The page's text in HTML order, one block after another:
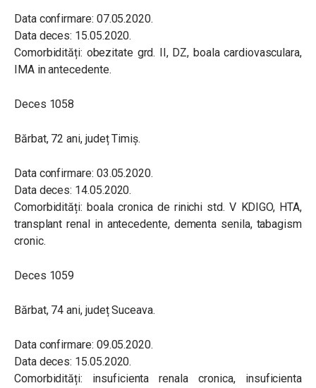
Data confirmare: 07.05.2020.
Data deces: 15.05.2020.
Comorbidități: obezitate grd. II, DZ, boala cardiovasculara,
IMA in antecedente.
Deces 1058
Bărbat, 72 ani, județ Timiș.
Data confirmare: 03.05.2020.
Data deces: 14.05.2020.
Comorbidități: boala cronica de rinichi std. V KDIGO, HTA,
transplant renal in antecedente, dementa senila, tabagism
cronic.
Deces 1059
Bărbat, 74 ani, județ Suceava.
Data confirmare: 09.05.2020.
Data deces: 15.05.2020.
Comorbidități: insuficienta renala cronica, insuficienta